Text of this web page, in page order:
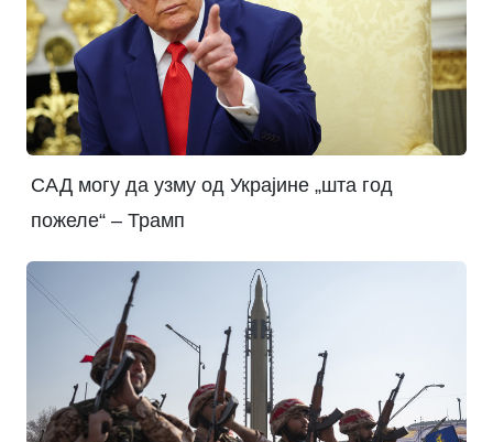
САД могу да узму од Украјине „шта год
пожеле“ – Трамп